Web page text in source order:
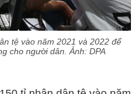
tệ vào năm 2021 và 2022 để
cho người dân. Ảnh: DPA